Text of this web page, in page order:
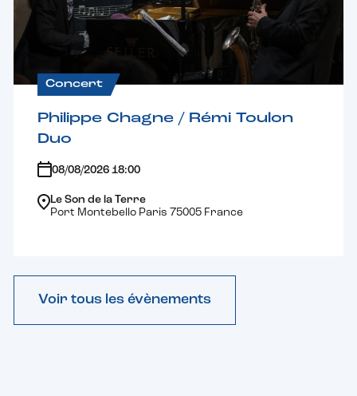
Concert
Philippe Chagne / Rémi Toulon
Duo
08/08/2026 18:00
Le Son de la Terre
Port Montebello Paris 75005 France
Voir tous les évènements